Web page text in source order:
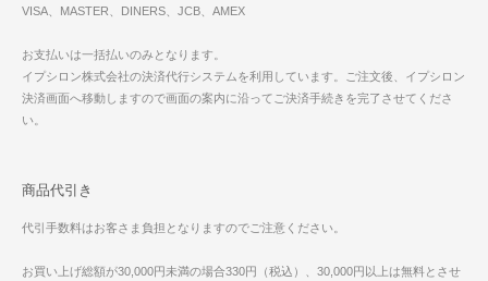
VISA、MASTER、DINERS、JCB、AMEX
お支払いは一括払いのみとなります。
イプシロン株式会社の決済代行システムを利用しています。ご注文後、イプシロン
決済画面へ移動しますので画面の案内に沿ってご決済手続きを完了させてくださ
い。
商品代引き
代引手数料はお客さま負担となりますのでご注意ください。
お買い上げ総額が30,000円未満の場合330円（税込）、30,000円以上は無料とさせ